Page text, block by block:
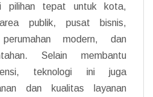
pilihan tepat untuk kota,
publik, pusat bisnis,
modern, dan
Selain membantu
teknologi ini juga
dan kualitas layanan